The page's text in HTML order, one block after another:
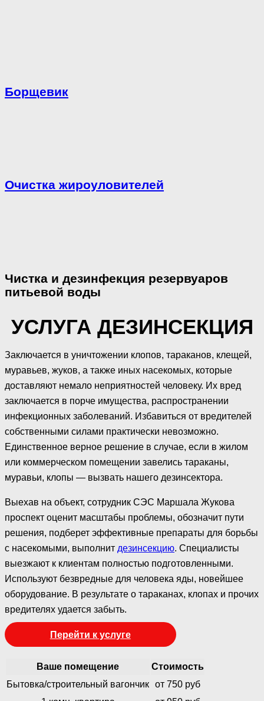
Борщевик
Очистка жироуловителей
Чистка и дезинфекция резервуаров
питьевой воды
УСЛУГА ДЕЗИНСЕКЦИЯ
Заключается в уничтожении клопов, тараканов, клещей,
муравьев, жуков, а также иных насекомых, которые
доставляют немало неприятностей человеку. Их вред
заключается в порче имущества, распространении
инфекционных заболеваний. Избавиться от вредителей
собственными силами практически невозможно.
Единственное верное решение в случае, если в жилом
или коммерческом помещении завелись тараканы,
муравьи, клопы — вызвать нашего дезинсектора.
Выехав на объект, сотрудник СЭС Маршала Жукова
проспект оценит масштабы проблемы, обозначит пути
решения, подберет эффективные препараты для борьбы
с насекомыми, выполнит дезинсекцию. Специалисты
выезжают к клиентам полностью подготовленными.
Используют безвредные для человека яды, новейшее
оборудование. В результате о тараканах, клопах и прочих
вредителях удается забыть.
Перейти к услуге
Ваше помещение
Стоимость
Бытовка/строительный вагончик от 750 руб